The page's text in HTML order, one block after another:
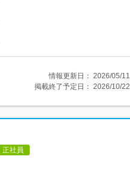
情報更新日： 2026/05/11
掲載終了予定日： 2026/10/22
正社員